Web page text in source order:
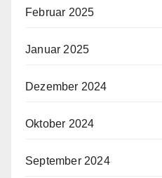
Februar 2025
Januar 2025
Dezember 2024
Oktober 2024
September 2024